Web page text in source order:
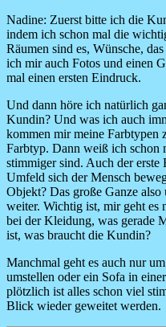
Nadine: Zuerst bitte ich die
indem ich schon mal die
Räumen sind es, Wünsche,
ich mir auch Fotos und einen
mal einen ersten Eindruck.
Und dann höre ich natürlich
Kundin? Und was ich auch
kommen mir meine Farbtypen
Farbtyp. Dann weiß ich schon
stimmiger sind. Auch der
Umfeld sich der Mensch
Objekt? Das große Ganze
weiter. Wichtig ist, mir geht es
bei der Kleidung, was gerade
ist, was braucht die Kundin?
Manchmal geht es auch nur
umstellen oder ein Sofa in
plötzlich ist alles schon viel
Blick wieder geweitet werden.